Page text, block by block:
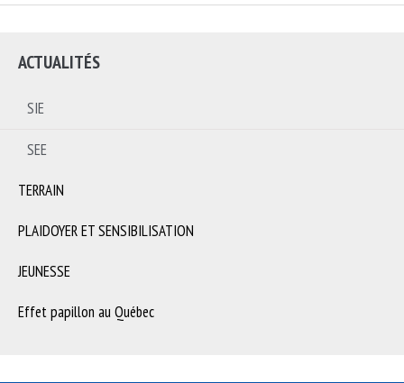
ACTUALITÉS
SIE
SEE
TERRAIN
PLAIDOYER ET SENSIBILISATION
JEUNESSE
Effet papillon au Québec